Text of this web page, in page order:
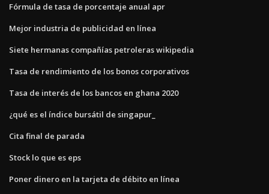
Fórmula de tasa de porcentaje anual apr
Mejor industria de publicidad en línea
Siete hermanas compañías petroleras wikipedia
Tasa de rendimiento de los bonos corporativos
Tasa de interés de los bancos en ghana 2020
¿qué es el índice bursátil de singapur_
Cita final de parada
Stock lo que es eps
Poner dinero en la tarjeta de débito en línea